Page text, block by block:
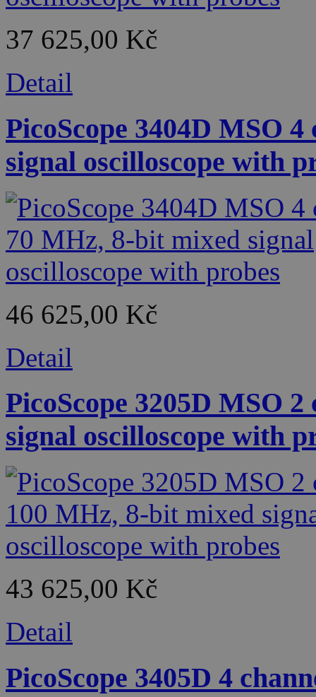
37 625,00 Kč
Detail
PicoScope 3404D MSO
signal oscilloscope with
46 625,00 Kč
Detail
PicoScope 3205D MSO
signal oscilloscope with
43 625,00 Kč
Detail
PicoScope 3405D 4